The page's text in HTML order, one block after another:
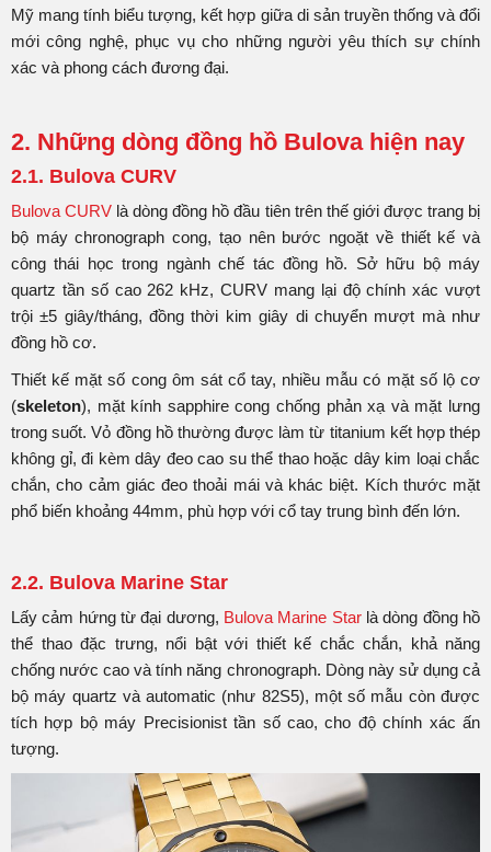
Mỹ mang tính biểu tượng, kết hợp giữa di sản truyền thống và đổi
mới công nghệ, phục vụ cho những người yêu thích sự chính
xác và phong cách đương đại.
2. Những dòng đồng hồ Bulova hiện nay
2.1. Bulova CURV
Bulova CURV là dòng đồng hồ đầu tiên trên thế giới được trang bị
bộ máy chronograph cong, tạo nên bước ngoặt về thiết kế và
công thái học trong ngành chế tác đồng hồ. Sở hữu bộ máy
quartz tần số cao 262 kHz, CURV mang lại độ chính xác vượt
trội ±5 giây/tháng, đồng thời kim giây di chuyển mượt mà như
đồng hồ cơ.
Thiết kế mặt số cong ôm sát cổ tay, nhiều mẫu có mặt số lộ cơ
(skeleton), mặt kính sapphire cong chống phản xạ và mặt lưng
trong suốt. Vỏ đồng hồ thường được làm từ titanium kết hợp thép
không gỉ, đi kèm dây đeo cao su thể thao hoặc dây kim loại chắc
chắn, cho cảm giác đeo thoải mái và khác biệt. Kích thước mặt
phổ biến khoảng 44mm, phù hợp với cổ tay trung bình đến lớn.
2.2. Bulova Marine Star
Lấy cảm hứng từ đại dương, Bulova Marine Starlà dòng đồng hồ
thể thao đặc trưng, nổi bật với thiết kế chắc chắn, khả năng
chống nước cao và tính năng chronograph. Dòng này sử dụng cả
bộ máy quartz và automatic (như 82S5), một số mẫu còn được
tích hợp bộ máy Precisionist tần số cao, cho độ chính xác ấn
tượng.